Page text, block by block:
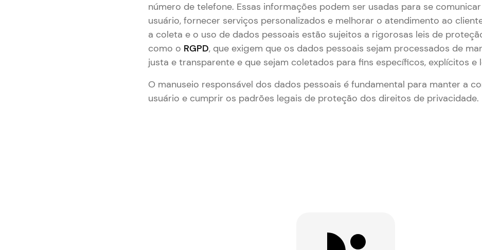
número de telefone. Essas informações podem ser usadas para se
usuário, fornecer serviços personalizados e melhorar o atendimento ao
a coleta e o uso de dados pessoais estão sujeitos a rigorosas leis de
como o RGPD, que exigem que os dados pessoais sejam processados de
justa e transparente e que sejam coletados para fins específicos, explícitos e
O manuseio responsável dos dados pessoais é fundamental para manter a
usuário e cumprir os padrões legais de proteção dos direitos de privacidade.